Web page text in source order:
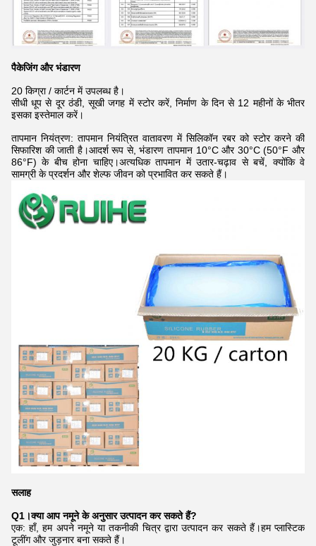
पैकेजिंग और भंडारण
20 किग्रा / कार्टन में उपलब्ध है।
सीधी धूप से दूर ठंडी, सूखी जगह में स्टोर करें, निर्माण के दिन से 12 महीनों के भीतर
इसका इस्तेमाल करें।
तापमान नियंत्रण: तापमान नियंत्रित वातावरण में सिलिकॉन रबर को स्टोर करने की
सिफारिश की जाती है।आदर्श रूप से, भंडारण तापमान 10°C और 30°C (50°F और
86°F) के बीच होना चाहिए।अत्यधिक तापमान में उतार-चढ़ाव से बचें, क्योंकि वे
सामग्री के प्रदर्शन और शेल्फ जीवन को प्रभावित कर सकते हैं।
सलाह
Q1।क्या आप नमूने के अनुसार उत्पादन कर सकते हैं?
एक: हाँ, हम अपने नमूने या तकनीकी चित्र द्वारा उत्पादन कर सकते हैं।हम प्लास्टिक
टूलींग और जुड़नार बना सकते हैं।